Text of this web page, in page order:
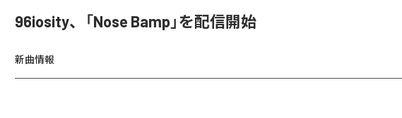
96iosity、「Nose Bamp」を配信開始
新曲情報